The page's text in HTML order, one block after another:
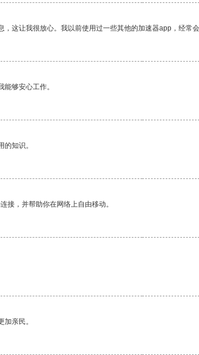
这让我很放心。我以前使用过一些其他的加速器app，经常
够安心工作。
知识。
接，并帮助你在网络上自由移动。
亲民。